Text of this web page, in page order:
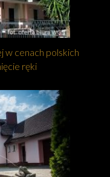
w cenach polskich
ręki